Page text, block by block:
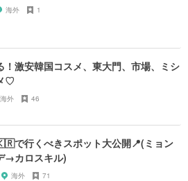
海外 1
！激安韓国コスメ、東大門、市場、ミシ
♡
海外 46
で行くべきスポット大公開📍(ミョン
→カロスキル)
海外 71